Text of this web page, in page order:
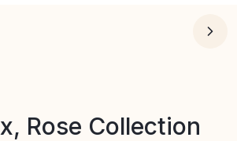
Rose Collection